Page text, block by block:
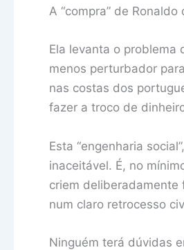
A “compra” de
Ela levanta o problema
menos perturbador
nas costas dos
fazer a troco de
Esta “engenharia
inaceitável. É, no
criem deliberadamente
num claro retrocesso
Ninguém terá dúvidas